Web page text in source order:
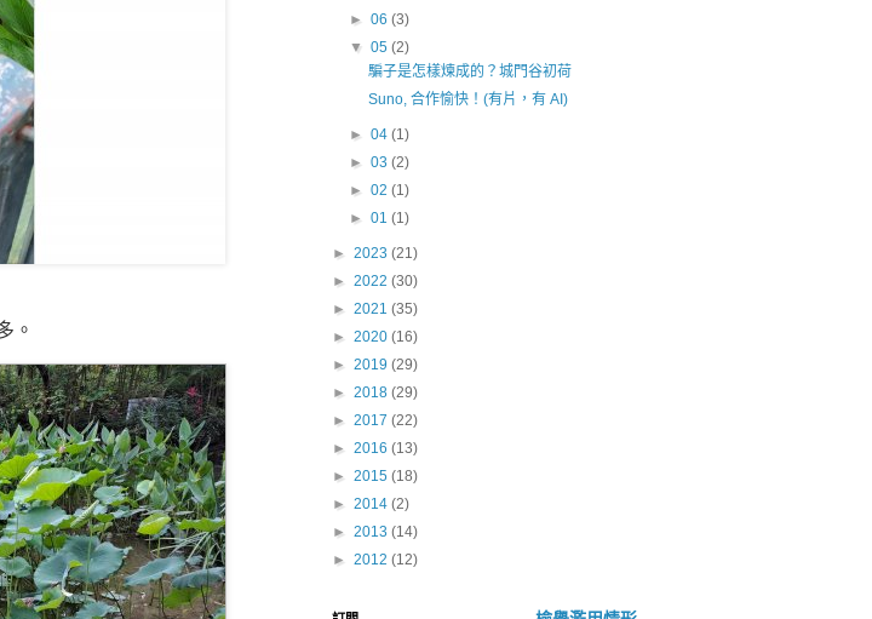
。
►06(3)
▼05(2)
騙子是怎樣煉成的？城門谷初荷
Suno, 合作愉快！(有片，有 AI)
►04(1)
►03(2)
►02(1)
►01(1)
► 2023 (21)
► 2022 (30)
► 2021 (35)
► 2020 (16)
► 2019 (29)
► 2018 (29)
► 2017 (22)
► 2016 (13)
► 2015 (18)
► 2014 (2)
► 2013 (14)
► 2012 (12)